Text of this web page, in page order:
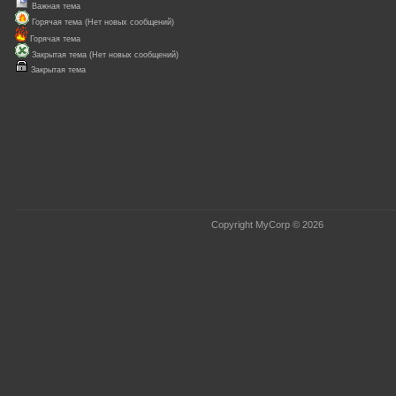
Важная тема
Горячая тема (Нет новых сообщений)
Горячая тема
Закрытая тема (Нет новых сообщений)
Закрытая тема
Copyright MyCorp © 2026